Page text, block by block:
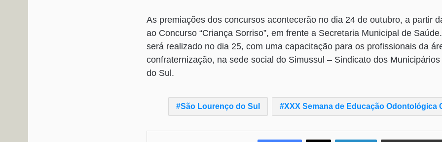
As premiações dos concursos acontecerão no dia 24 de outubro, a partir
ao Concurso “Criança Sorriso”, em frente a Secretaria Municipal de
será realizado no dia 25, com uma capacitação para os profissionais da
confraternização, na sede social do Simussul – Sindicato dos
do Sul.
São Lourenço do Sul XXX Semana de Educação Odontológica